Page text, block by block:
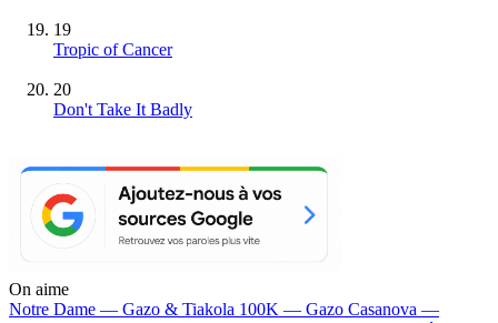
19
Tropic of Cancer
20
Don't Take It Badly
On aime
Notre Dame — Gazo & Tiakola 100K — Gazo Casanova —